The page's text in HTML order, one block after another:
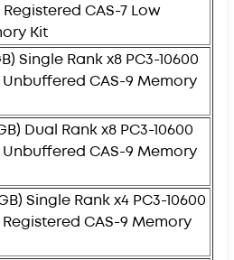
Registered CAS-7 Low
Kit
Single Rank x8 PC3-10600
Unbuffered CAS-9 Memory
Dual Rank x8 PC3-10600
Unbuffered CAS-9 Memory
Single Rank x4 PC3-10600
Registered CAS-9 Memory